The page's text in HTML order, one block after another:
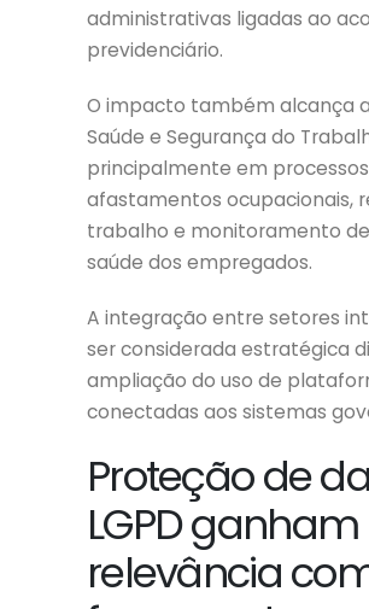
administrativas ligadas ao
previdenciário.
O impacto também alcança
Saúde e Segurança do
principalmente em
afastamentos ocupacionais,
trabalho e monitoramento
saúde dos empregados.
A integração entre setores
ser considerada estratégica
ampliação do uso de
conectadas aos sistemas
Proteção de
LGPD ganham
relevância